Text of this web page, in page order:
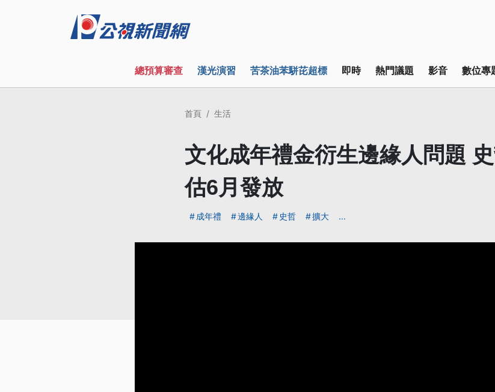
總預算審查 漢光演習 苦茶油苯駢芘超標 即時 熱門議題 影音 數位專
首頁 生活
文化成年禮金衍生邊緣人問題
估6月發放
成年禮 邊緣人 史哲 擴大 ...